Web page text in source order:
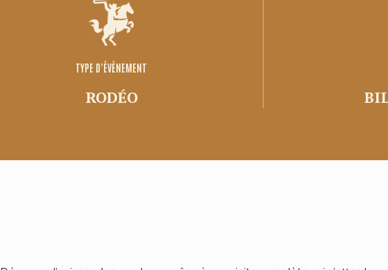
TYPE D’ÉVÈNEMENT
RODÉO